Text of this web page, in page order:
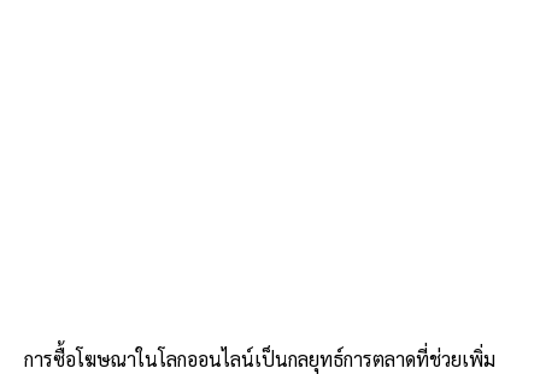
การซื้อโฆษณาในโลกออนไลน์เป็นกลยุทธ์การตลาดที่ช่วยเพิ่ม